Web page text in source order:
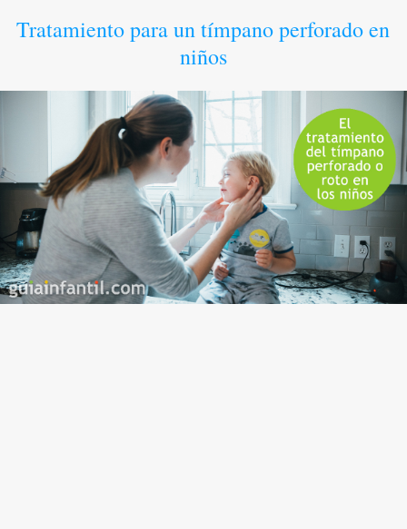
Tratamiento para un tímpano perforado en
niños